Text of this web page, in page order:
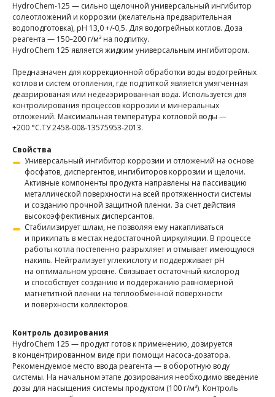
HydroChem-125 — сильно щелочной универсальный ингибитор
солеотложений и коррозии (желательна предварительная
водоподготовка), pH 13,0 +/-0,5. Для водогрейных котлов. Доза
реагента — 150–200 г/м³ на подпитку.
HydroChem 125 является жидким универсальным ингибитором.
Предназначен для коррекционной обработки воды водогрейных
котлов и систем отопления, где подпиткой является умягченная
деаэрированая или недеаэрированная вода. Используется для
контролирования процессов коррозии и минеральных
отложений. Максимальная температура котловой воды —
+200 °С.ТУ 2458-008-13575953-2013.
Свойства
Универсальный ингибитор коррозии и отложений на основе
фосфатов, диспергентов, ингибиторов коррозии и щелочи.
Активные компоненты продукта направлены на пассивацию
металлической поверхности на всей протяженности системы
и созданию прочной защитной пленки. За счет действия
высокоэффективных дисперсантов.
Стабилизирует шлам, не позволяя ему накапливаться
и прикипать в местах недостаточной циркуляции. В процессе
работы котла постепенно разрыхляет и отмывает имеющуюся
накипь. Нейтрализует углекислоту и поддерживает рН
на оптимальном уровне. Связывает остаточный кислород
и способствует созданию и поддержанию равномерной
магнетитной пленки на теплообменной поверхности
и поверхности коллекторов.
Контроль дозирования
HydroChem 125 — продукт готов к применению, дозируется
в концентрированном виде при помощи насоса-дозатора.
Рекомендуемое место ввода реагента — в оборотную воду
системы. На начальном этапе дозирования необходимо введение
дозы для насыщения системы продуктом (100 г/м³). Контроль